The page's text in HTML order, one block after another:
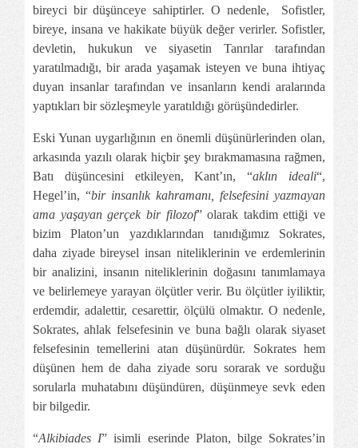
bireyci bir düşünceye sahiptirler. O nedenle, Sofistler,
bireye, insana ve hakikate büyük değer verirler. Sofistler,
devletin, hukukun ve siyasetin Tanrılar tarafından
yaratılmadığı, bir arada yaşamak isteyen ve buna ihtiyaç
duyan insanlar tarafından ve insanların kendi aralarında
yaptıkları bir sözleşmeyle yaratıldığı görüşündedirler.
Eski Yunan uygarlığının en önemli düşünürlerinden olan,
arkasında yazılı olarak hiçbir şey bırakmamasına rağmen,
Batı düşüncesini etkileyen, Kant’ın, “aklın ideali“,
Hegel’in, “bir insanlık kahramanı, felsefesini yazmayan
ama yaşayan gerçek bir filozof” olarak takdim ettiği ve
bizim Platon’un yazdıklarından tanıdığımız Sokrates,
daha ziyade bireysel insan niteliklerinin ve erdemlerinin
bir analizini, insanın niteliklerinin doğasını tanımlamaya
ve belirlemeye yarayan ölçütler verir. Bu ölçütler iyiliktir,
erdemdir, adalettir, cesarettir, ölçülü olmaktır. O nedenle,
Sokrates, ahlak felsefesinin ve buna bağlı olarak siyaset
felsefesinin temellerini atan düşünürdür. Sokrates hem
düşünen hem de daha ziyade soru sorarak ve sorduğu
sorularla muhatabını düşündüren, düşünmeye sevk eden
bir bilgedir.
“Alkibiades I” isimli eserinde Platon, bilge Sokrates’in